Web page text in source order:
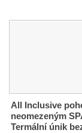
All Inclusive
neomezeným
Termální únik